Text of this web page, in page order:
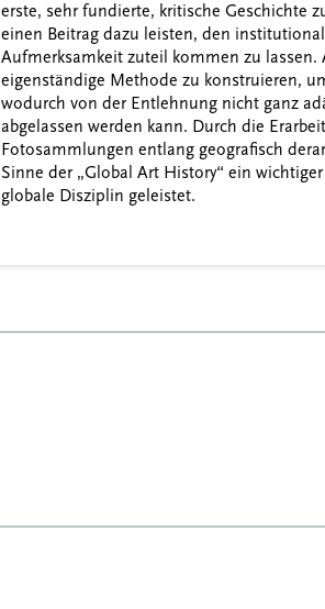
erste, sehr fundierte, kritische Geschichte
einen Beitrag dazu leisten, den
Aufmerksamkeit zuteil kommen zu lassen.
eigenständige Methode zu konstruieren,
wodurch von der Entlehnung nicht ganz
abgelassen werden kann. Durch die
Fotosammlungen entlang geografisch
Sinne der „Global Art History“ ein
globale Disziplin geleistet.